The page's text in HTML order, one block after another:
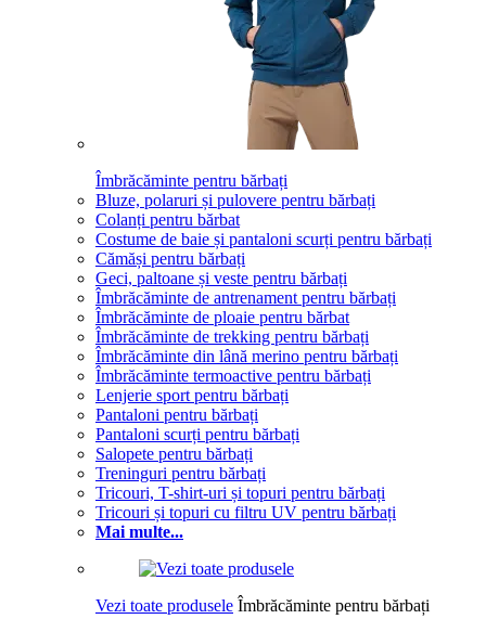
Îmbrăcăminte pentru bărbați
Bluze, polaruri și pulovere pentru bărbați
Colanți pentru bărbat
Costume de baie și pantaloni scurți pentru bărbați
Cămăși pentru bărbați
Geci, paltoane și veste pentru bărbați
Îmbrăcăminte de antrenament pentru bărbați
Îmbrăcăminte de ploaie pentru bărbat
Îmbrăcăminte de trekking pentru bărbați
Îmbrăcăminte din lână merino pentru bărbați
Îmbrăcăminte termoactive pentru bărbați
Lenjerie sport pentru bărbați
Pantaloni pentru bărbați
Pantaloni scurți pentru bărbați
Salopete pentru bărbați
Treninguri pentru bărbați
Tricouri, T-shirt-uri și topuri pentru bărbați
Tricouri și topuri cu filtru UV pentru bărbați
Mai multe...
Vezi toate produsele Îmbrăcăminte pentru bărbați